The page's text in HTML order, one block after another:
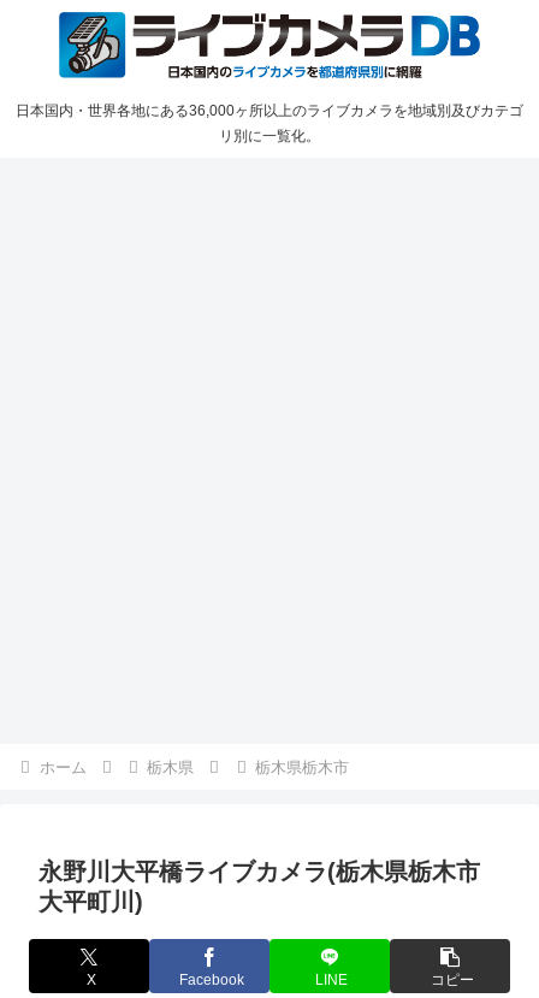
日本国内・世界各地にある36,000ヶ所以上のライブカメラを地域別及びカテゴ
リ別に一覧化。
ホーム 栃木県 栃木県栃木市
永野川大平橋ライブカメラ(栃木県栃木市
大平町川)
X Facebook LINE コピー